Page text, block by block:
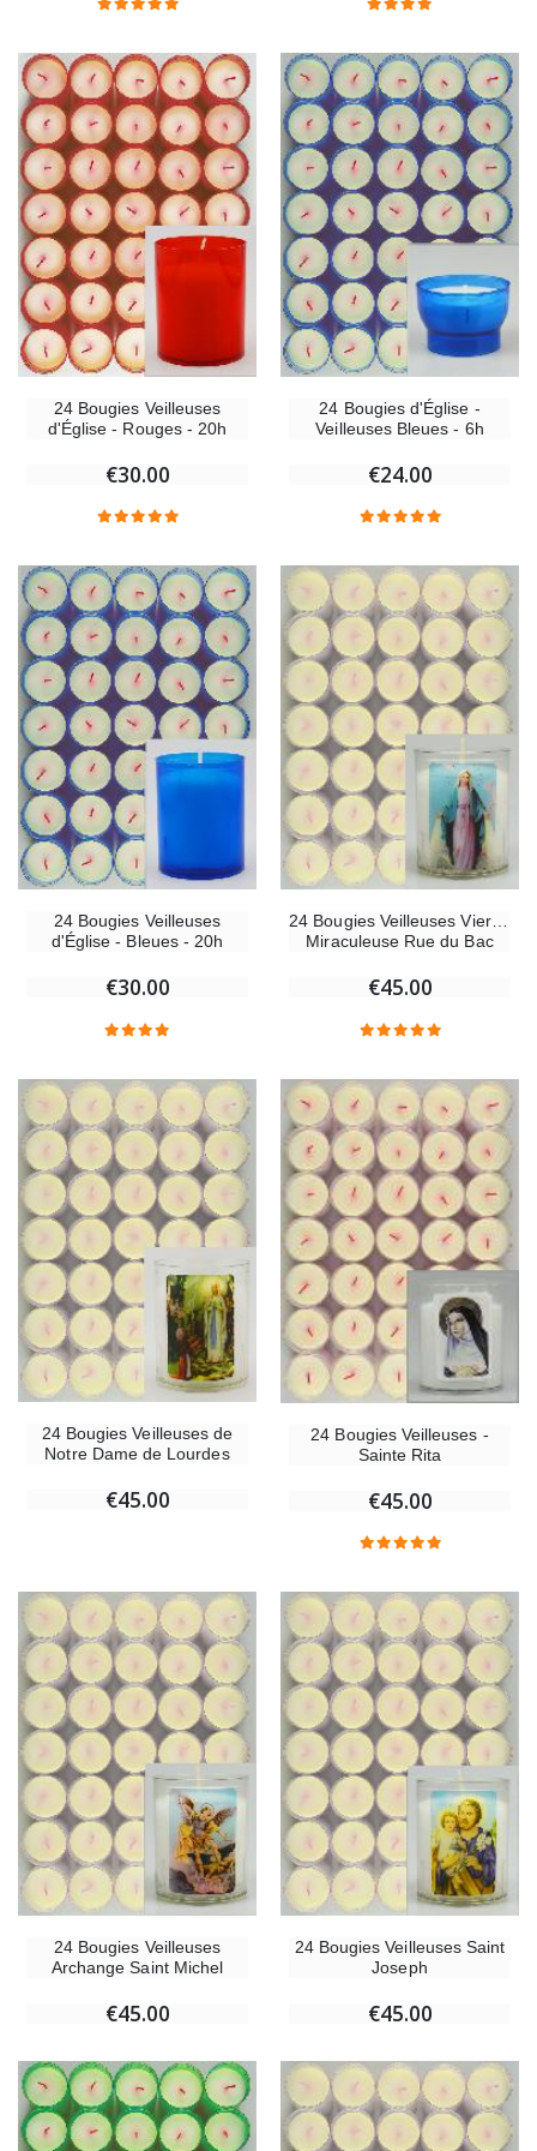
24 Bougies Veilleuses
d'Église - Rouges - 20h
€30.00
24 Bougies d'Église -
Veilleuses Bleues - 6h
€24.00
24 Bougies Veilleuses
d'Église - Bleues - 20h
€30.00
24 Bougies Veilleuses Vierge
Miraculeuse Rue du Bac
€45.00
24 Bougies Veilleuses de
Notre Dame de Lourdes
€45.00
24 Bougies Veilleuses -
Sainte Rita
€45.00
24 Bougies Veilleuses
Archange Saint Michel
€45.00
24 Bougies Veilleuses Saint
Joseph
€45.00
Chapelet de Lourdes en Bois
€5.00
€23.00
Huile d'Onction
€9.90
€4.90